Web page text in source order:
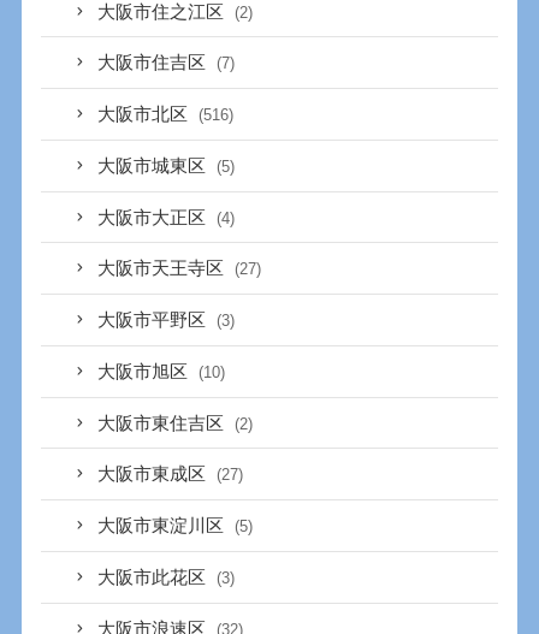
大阪市住之江区 (2)
大阪市住吉区 (7)
大阪市北区 (516)
大阪市城東区 (5)
大阪市大正区 (4)
大阪市天王寺区 (27)
大阪市平野区 (3)
大阪市旭区 (10)
大阪市東住吉区 (2)
大阪市東成区 (27)
大阪市東淀川区 (5)
大阪市此花区 (3)
大阪市浪速区 (32)